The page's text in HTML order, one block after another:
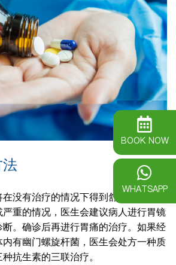
法
没有治疗的情况下得到舒缓。但是，
重的情况，医生会建议病人进行胃镜
。确诊后再进行胃痛的治疗。如果经
有幽门螺旋杆菌，医生会处方一种质
抗生素的三联治疗。
BOOK NOW
WHATSAPP